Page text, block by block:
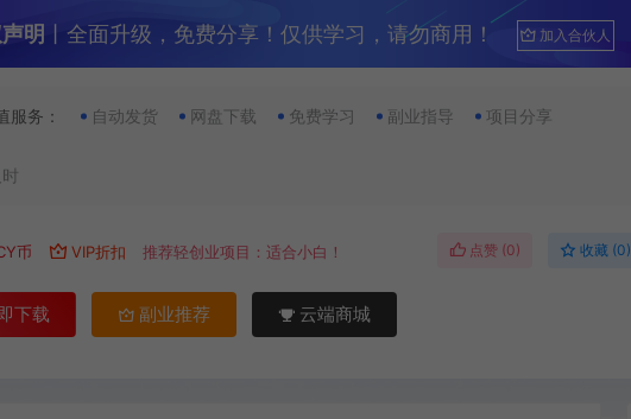
明 丨全面升级，免费分享！仅供学习，请勿商用！ 加入合伙人
服务： 自动发货 网盘下载 免费学习 副业指导 项目分享
币 VIP折扣 推荐轻创业项目：适合小白！ 点赞 (0) 收藏 (0)
下载 副业推荐 云端商城